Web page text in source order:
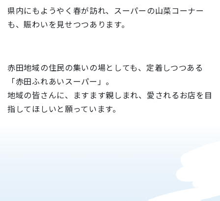
県内にもようやく春が訪れ、スーパーの山菜コーナー
も、賑わいを見せつつあります。
赤田地域の住民の集いの場としても、定着しつつある
「赤田ふれあいスーパー」。
地域の皆さんに、ますます親しまれ、愛されるお店を目
指してほしいと願っています。